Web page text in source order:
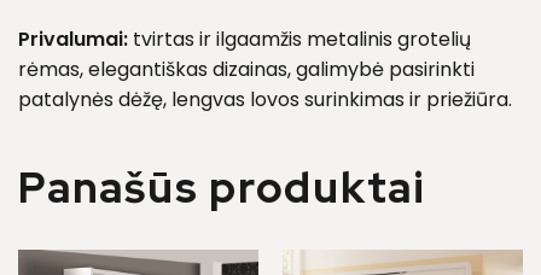
Privalumai: tvirtas ir ilgaamžis metalinis grotelių
rėmas, elegantiškas dizainas, galimybė pasirinkti
patalynės dėžę, lengvas lovos surinkimas ir priežiūra.
Panašūs produktai